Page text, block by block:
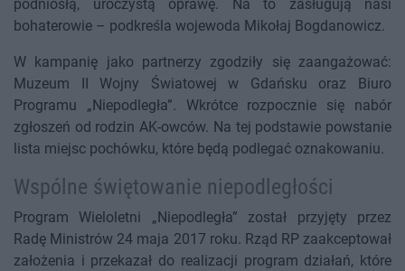
podniosłą, uroczystą oprawę. Na to zasługują nasi
bohaterowie – podkreśla wojewoda Mikołaj Bogdanowicz.
W kampanię jako partnerzy zgodziły się zaangażować:
Muzeum II Wojny Światowej w Gdańsku oraz Biuro
Programu „Niepodległa”. Wkrótce rozpocznie się nabór
zgłoszeń od rodzin AK-owców. Na tej podstawie powstanie
lista miejsc pochówku, które będą podlegać oznakowaniu.
Wspólne świętowanie niepodległości
Program Wieloletni „Niepodległa” został przyjęty przez
Radę Ministrów 24 maja 2017 roku. Rząd RP zaakceptował
założenia i przekazał do realizacji program działań, które